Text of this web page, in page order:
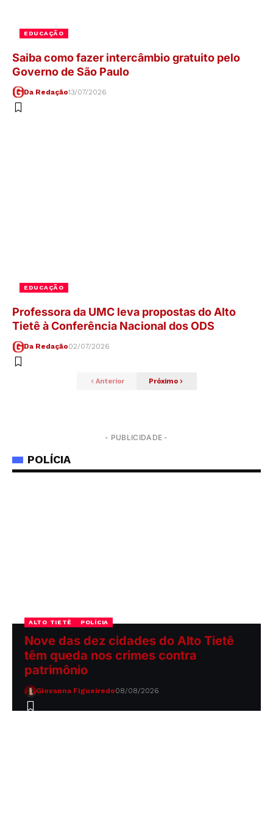
EDUCAÇÃO
Saiba como fazer intercâmbio gratuito pelo
Governo de São Paulo
Da Redação13/07/2026
EDUCAÇÃO
Professora da UMC leva propostas do Alto
Tietê à Conferência Nacional dos ODS
Da Redação02/07/2026
Anterior Próximo
- PUBLICIDADE -
POLÍCIA
ALTO TIETÊ POLÍCIA
Nove das dez cidades do Alto Tietê
têm queda nos crimes contra
patrimônio
Giovanna Figueiredo08/08/2026